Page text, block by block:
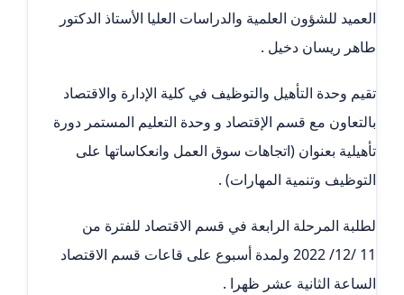
العميد للشؤون العلمية والدراسات العليا الأستاذ الدكتور
طاهر ريسان دخيل .
تقيم وحدة التأهيل والتوظيف في كلية الإدارة والاقتصاد
بالتعاون مع قسم الإقتصاد و وحدة التعليم المستمر دورة
تأهيلية بعنوان (اتجاهات سوق العمل وانعكاساتها على
التوظيف وتنمية المهارات) .
لطلبة المرحلة الرابعة في قسم الاقتصاد للفترة من
11 /12/ 2022 ولمدة أسبوع على قاعات قسم الاقتصاد
الساعة الثانية عشر ظهرا .